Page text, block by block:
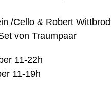
/Cello & Robert
von Traumpaar
11-22h
11-19h